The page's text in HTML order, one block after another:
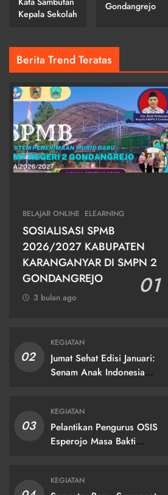
Kepala Sekolah
Gondangrejo
Berita Trend Teratas
BELAJAR ONLINE ELEARNING
SOSIALISASI SPMB
2026/2027 KABUPATEN
KARANGANYAR DI SMPN 2
GONDANGREJO
01
3 bulan ago
02
KEGIATAN
Jumat Sehat Edisi Januari:
Senam Anak Indonesia
03
KEGIATAN
Pelantikan Pengurus OSIS
Esperojo Masa Bakti
KEGIATAN